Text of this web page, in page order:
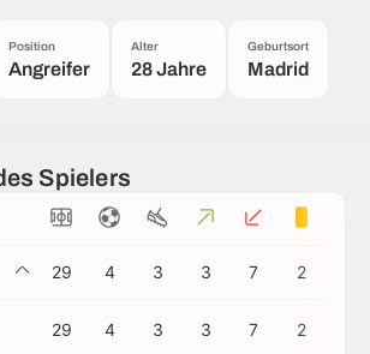
Position
Angreifer
Alter
28 Jahre
Geburtsort
Madrid
Spielers
29 4 3 3 7 2
29 4 3 3 7 2